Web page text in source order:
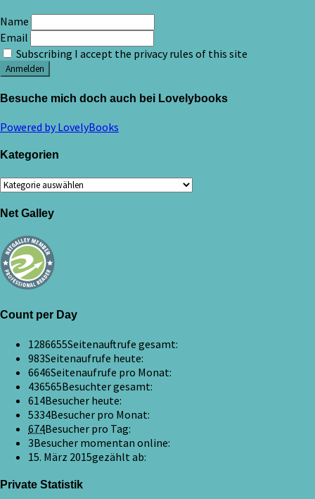
Name
Email
Subscribing I accept the privacy rules of this site
Besuche mich doch auch bei Lovelybooks
Powered by LovelyBooks
Kategorien
Kategorien
Net Galley
Count per Day
1286655Seitenauftrufe gesamt:
983Seitenaufrufe heute:
6646Seitenaufrufe pro Monat:
436565Besuchter gesamt:
614Besucher heute:
5334Besucher pro Monat:
674Besucher pro Tag:
3Besucher momentan online:
15. März 2015gezählt ab:
Private Statistik